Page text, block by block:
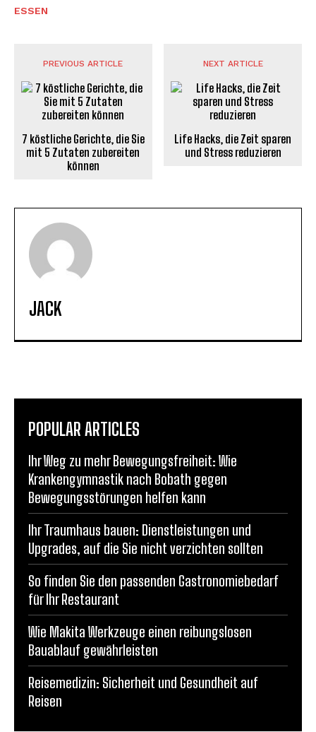
ESSEN
PREVIOUS ARTICLE
7 köstliche Gerichte, die Sie
mit 5 Zutaten zubereiten
können
NEXT ARTICLE
Life Hacks, die Zeit sparen
und Stress reduzieren
JACK
POPULAR ARTICLES
Ihr Weg zu mehr Bewegungsfreiheit: Wie
Krankengymnastik nach Bobath gegen
Bewegungsstörungen helfen kann
Ihr Traumhaus bauen: Dienstleistungen und
Upgrades, auf die Sie nicht verzichten sollten
So finden Sie den passenden Gastronomiebedarf
für Ihr Restaurant
Wie Makita Werkzeuge einen reibungslosen
Bauablauf gewährleisten
Reisemedizin: Sicherheit und Gesundheit auf
Reisen